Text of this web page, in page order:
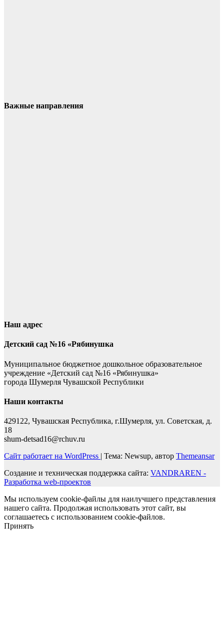
Важные направления
Наш адрес
Детский сад №16 «Рябинушка
Муниципальное бюджетное дошкольное образовательное
учреждение «Детский сад №16 «Рябинушка»
города Шумерля Чувашской Республики
Наши контакты
429122, Чувашская Республика, г.Шумерля, ул. Советская, д.
18
shum-detsad16@rchuv.ru
Сайт работает на WordPress | Тема: Newsup, автор Themeansar
Создание и техническая поддержка сайта: VANDRAREN -
Разработка web-проектов
Мы используем cookie-файлы для наилучшего представления
нашего сайта. Продолжая использовать этот сайт, вы
соглашаетесь с использованием cookie-файлов.
Принять